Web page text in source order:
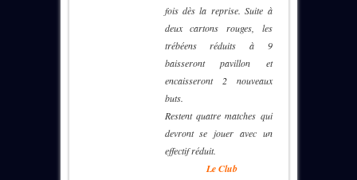
fois dès la reprise. Suite à
deux cartons rouges, les
trébéens réduits à 9
baisseront pavillon et
encaisseront 2 nouveaux
buts.
Restent quatre matches qui
devront se jouer avec un
effectif réduit.
Le Club